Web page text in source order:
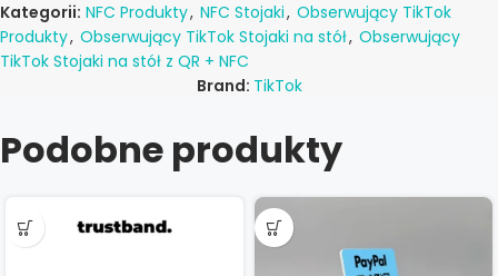
Kategorii: NFC Produkty, NFC Stojaki, Obserwujący TikTok
Produkty, Obserwujący TikTok Stojaki na stół, Obserwujący
TikTok Stojaki na stół z QR + NFC
Brand: TikTok
Podobne produkty